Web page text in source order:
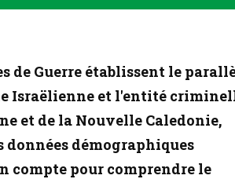
de Guerre établissent le
Israëlienne et l'entité
et de la Nouvelle Caledonie,
démographiques
compte pour comprendre le